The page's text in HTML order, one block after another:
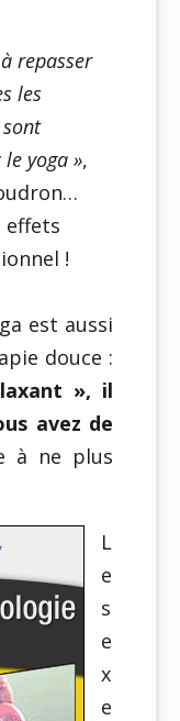
repasser
les
yoga »,
effets
!
est aussi
douce :
», il
avez de
à ne plus
L
e
s
e
x
e